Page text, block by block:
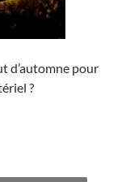
d’automne pour
?
au-dessus du